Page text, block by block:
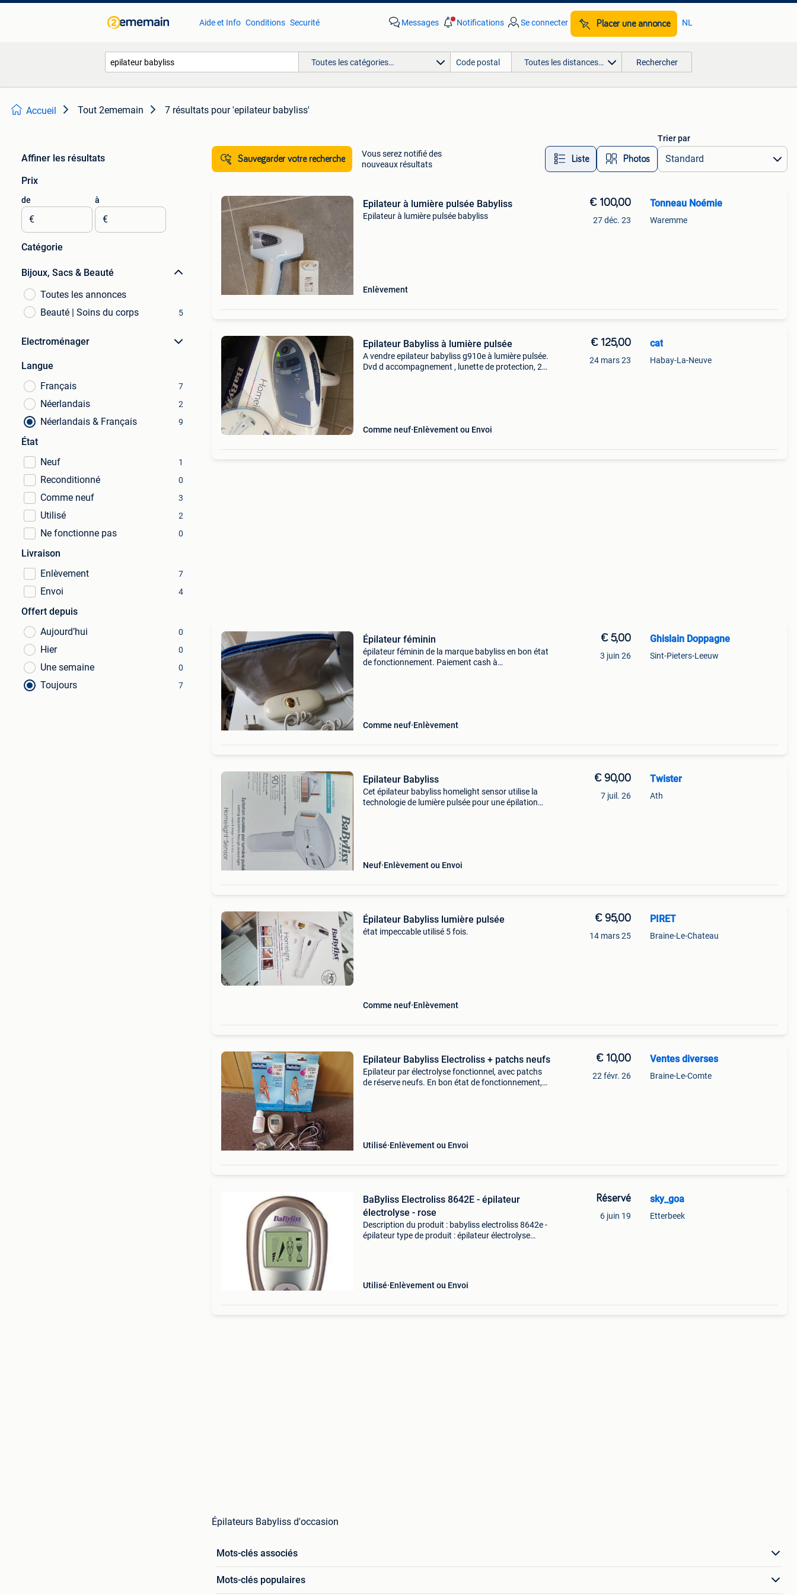
Aide et Info Conditions Securité Messages Notifications Se connecter Placer une annonce NL
Toutes les catégories… Toutes les distances… Rechercher
Accueil Tout 2ememain 7 résultats pour 'epilateur babyliss'
Affiner les résultats
Prix
de
€
à
€
Catégorie
Bijoux, Sacs & Beauté
Toutes les annonces
Beauté | Soins du corps
5
Electroménager
Langue
Français
7
Néerlandais 2
Néerlandais & Français 9
État
Neuf
1
Reconditionné 0
Comme neuf 3
Utilisé 2
Ne fonctionne pas 0
Livraison
Enlèvement
7
Envoi 4
Offert depuis
Aujourd’hui
0
Hier 0
Une semaine 0
Toujours 7
Sauvegarder votre recherche
Vous serez notifié des
nouveaux résultats
Liste Photos
Trier par
Epilateur à lumière pulsée Babyliss
Epilateur à lumière pulsée babyliss
Enlèvement
€ 100,00
27 déc. 23
Tonneau Noémie
Waremme
Epilateur Babyliss à lumière pulsée
A vendre epilateur babyliss g910e à lumière pulsée.
Dvd d accompagnement , lunette de protection, 2
Comme neuf Enlèvement ou Envoi
€ 125,00
24 mars 23
cat
Habay-La-Neuve
Épilateur féminin
épilateur féminin de la marque babyliss en bon état
de fonctionnement. Paiement cash à
Comme neuf Enlèvement
€ 5,00
3 juin 26
Ghislain Doppagne
Sint-Pieters-Leeuw
Epilateur Babyliss
Cet épilateur babyliss homelight sensor utilise la
technologie de lumière pulsée pour une épilation
Neuf Enlèvement ou Envoi
€ 90,00
7 juil. 26
Twister
Ath
Épilateur Babyliss lumière pulsée
état impeccable utilisé 5 fois.
Comme neuf Enlèvement
€ 95,00
14 mars 25
PIRET
Braine-Le-Chateau
Epilateur Babyliss Electroliss + patchs neufs
Epilateur par électrolyse fonctionnel, avec patchs
de réserve neufs. En bon état de fonctionnement,
Utilisé Enlèvement ou Envoi
€ 10,00
22 févr. 26
Ventes diverses
Braine-Le-Comte
BaByliss Electroliss 8642E - épilateur
électrolyse - rose
Description du produit : babyliss electroliss 8642e -
épilateur type de produit : épilateur électrolyse
Utilisé Enlèvement ou Envoi
Réservé
6 juin 19
sky_goa
Etterbeek
Épilateurs Babyliss d'occasion
Mots-clés associés
Mots-clés populaires